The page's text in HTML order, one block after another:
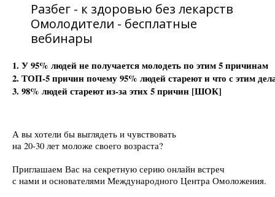
Разбег - к здоровью без лекарств
Омолодители - бесплатные
вебинары
1. У 95% людей не получается молодеть по этим 5 причинам
2. ТОП-5 причин почему 95% людей стареют и что с этим
3. 98% людей стареют из-за этих 5 причин [ШОК]
А вы хотели бы выглядеть и чувствовать
на 20-30 лет моложе своего возраста?
Приглашаем Вас на секретную серию онлайн встреч
с нами и основателями Международного Центра Омоложения.